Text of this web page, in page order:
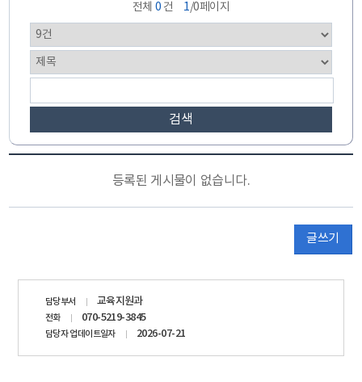
전체 0 건 1/0페이지
검색
등록된 게시물이 없습니다.
글쓰기
담당부서 교육지원과
전화 070-5219-3845
담당자 업데이트일자 2026-07-21